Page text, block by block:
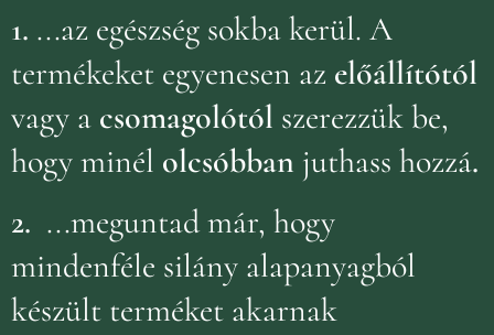
1. ...az egészség sokba kerül. A
termékeket egyenesen az előállítótól
vagy a csomagolótól szerezzük be,
hogy minél olcsóbban juthass hozzá.
2. ...meguntad már, hogy
mindenféle silány alapanyagból
készült terméket akarnak